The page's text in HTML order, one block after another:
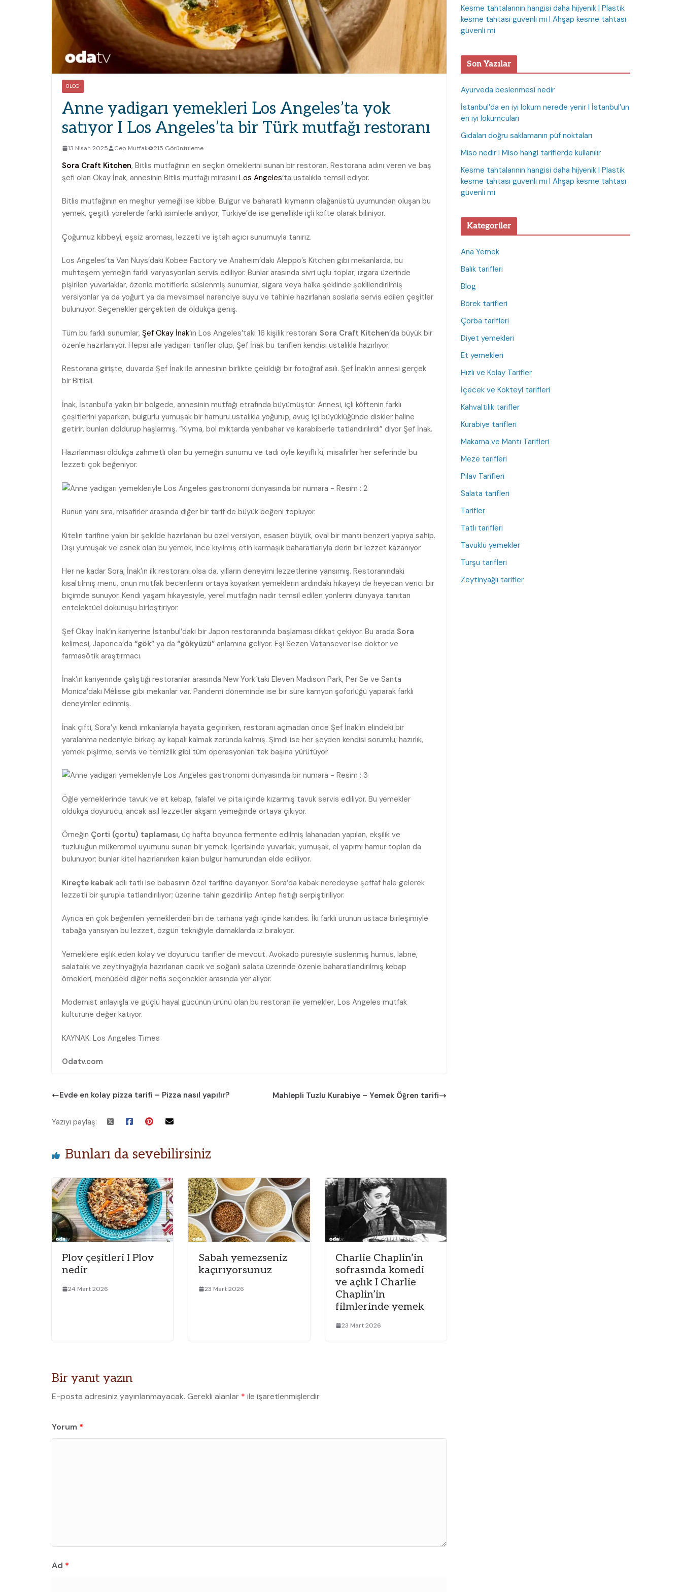
BLOG
Anne yadigarı yemekleri Los Angeles’ta yok
satıyor I Los Angeles’ta bir Türk mutfağı restoranı
13 Nisan 2025 Cep Mutfak 215 Görüntüleme
Sora Craft Kitchen, Bitlis mutfağının en seçkin örneklerini sunan bir restoran. Restorana adını veren ve baş
şefi olan Okay İnak, annesinin Bitlis mutfağı mirasını Los Angeles‘ta ustalıkla temsil ediyor.
Bitlis mutfağının en meşhur yemeği ise kibbe. Bulgur ve baharatlı kıymanın olağanüstü uyumundan oluşan bu
yemek, çeşitli yörelerde farklı isimlerle anılıyor; Türkiye’de ise genellikle içli köfte olarak biliniyor.
Çoğumuz kibbeyi, eşsiz aroması, lezzeti ve iştah açıcı sunumuyla tanırız.
Los Angeles’ta Van Nuys’daki Kobee Factory ve Anaheim’daki Aleppo’s Kitchen gibi mekanlarda, bu
muhteşem yemeğin farklı varyasyonları servis ediliyor. Bunlar arasında sivri uçlu toplar, ızgara üzerinde
pişirilen yuvarlaklar, özenle motiflerle süslenmiş sunumlar, sigara veya halka şeklinde şekillendirilmiş
versiyonlar ya da yoğurt ya da mevsimsel narenciye suyu ve tahinle hazırlanan soslarla servis edilen çeşitler
bulunuyor. Seçenekler gerçekten de oldukça geniş.
Tüm bu farklı sunumlar, Şef Okay İnak‘ın Los Angeles’taki 16 kişilik restoranı Sora Craft Kitchen‘da büyük bir
özenle hazırlanıyor. Hepsi aile yadigarı tarifler olup, Şef İnak bu tarifleri kendisi ustalıkla hazırlıyor.
Restorana girişte, duvarda Şef İnak ile annesinin birlikte çekildiği bir fotoğraf asılı. Şef İnak’ın annesi gerçek
bir Bitlisli.
İnak, İstanbul’a yakın bir bölgede, annesinin mutfağı etrafında büyümüştür. Annesi, içli köftenin farklı
çeşitlerini yaparken, bulgurlu yumuşak bir hamuru ustalıkla yoğurup, avuç içi büyüklüğünde diskler haline
getirir, bunları doldurup haşlarmış. “Kıyma, bol miktarda yenibahar ve karabiberle tatlandırılırdı” diyor Şef İnak.
Hazırlanması oldukça zahmetli olan bu yemeğin sunumu ve tadı öyle keyifli ki, misafirler her seferinde bu
lezzeti çok beğeniyor.
Bunun yanı sıra, misafirler arasında diğer bir tarif de büyük beğeni topluyor.
Kitelin tarifine yakın bir şekilde hazırlanan bu özel versiyon, esasen büyük, oval bir mantı benzeri yapıya sahip.
Dışı yumuşak ve esnek olan bu yemek, ince kıyılmış etin karmaşık baharatlarıyla derin bir lezzet kazanıyor.
Her ne kadar Sora, İnak’ın ilk restoranı olsa da, yılların deneyimi lezzetlerine yansımış. Restoranındaki
kısaltılmış menü, onun mutfak becerilerini ortaya koyarken yemeklerin ardındaki hikayeyi de heyecan verici bir
biçimde sunuyor. Kendi yaşam hikayesiyle, yerel mutfağın nadir temsil edilen yönlerini dünyaya tanıtan
entelektüel dokunuşu birleştiriyor.
Şef Okay İnak’ın kariyerine İstanbul’daki bir Japon restoranında başlaması dikkat çekiyor. Bu arada Sora
kelimesi, Japonca’da “gök” ya da “gökyüzü” anlamına geliyor. Eşi Sezen Vatansever ise doktor ve
farmasötik araştırmacı.
İnak’ın kariyerinde çalıştığı restoranlar arasında New York’taki Eleven Madison Park, Per Se ve Santa
Monica’daki Mélisse gibi mekanlar var. Pandemi döneminde ise bir süre kamyon şoförlüğü yaparak farklı
deneyimler edinmiş.
İnak çifti, Sora’yı kendi imkanlarıyla hayata geçirirken, restoranı açmadan önce Şef İnak’ın elindeki bir
yaralanma nedeniyle birkaç ay kapalı kalmak zorunda kalmış. Şimdi ise her şeyden kendisi sorumlu; hazırlık,
yemek pişirme, servis ve temizlik gibi tüm operasyonları tek başına yürütüyor.
Öğle yemeklerinde tavuk ve et kebap, falafel ve pita içinde kızarmış tavuk servis ediliyor. Bu yemekler
oldukça doyurucu; ancak asıl lezzetler akşam yemeğinde ortaya çıkıyor.
Örneğin Çorti (çortu) taplaması, üç hafta boyunca fermente edilmiş lahanadan yapılan, ekşilik ve
tuzluluğun mükemmel uyumunu sunan bir yemek. İçerisinde yuvarlak, yumuşak, el yapımı hamur topları da
bulunuyor; bunlar kitel hazırlanırken kalan bulgur hamurundan elde ediliyor.
Kireçte kabak adlı tatlı ise babasının özel tarifine dayanıyor. Sora’da kabak neredeyse şeffaf hale gelerek
lezzetli bir şurupla tatlandırılıyor; üzerine tahin gezdirilip Antep fıstığı serpiştiriliyor.
Ayrıca en çok beğenilen yemeklerden biri de tarhana yağı içinde karides. İki farklı ürünün ustaca birleşimiyle
tabağa yansıyan bu lezzet, özgün tekniğiyle damaklarda iz bırakıyor.
Yemeklere eşlik eden kolay ve doyurucu tarifler de mevcut. Avokado püresiyle süslenmiş humus, labne,
salatalık ve zeytinyağıyla hazırlanan cacık ve soğanlı salata üzerinde özenle baharatlandırılmış kebap
örnekleri, menüdeki diğer nefis seçenekler arasında yer alıyor.
Modernist anlayışla ve güçlü hayal gücünün ürünü olan bu restoran ile yemekler, Los Angeles mutfak
kültürüne değer katıyor.
KAYNAK: Los Angeles Times
Odatv.com
Evde en kolay pizza tarifi – Pizza nasıl yapılır? Mahlepli Tuzlu Kurabiye – Yemek Öğren tarifi
Yazıyı paylaş:
Bunları da sevebilirsiniz
Plov çeşitleri I Plov
nedir
24 Mart 2026
Sabah yemezseniz
kaçırıyorsunuz
23 Mart 2026
Charlie Chaplin’in
sofrasında komedi
ve açlık I Charlie
Chaplin’in
filmlerinde yemek
23 Mart 2026
Bir yanıt yazın
E-posta adresiniz yayınlanmayacak. Gerekli alanlar * ile işaretlenmişlerdir
Yorum *
Ad *
Kesme tahtalarının hangisi daha hijyenik I Plastik
kesme tahtası güvenli mi I Ahşap kesme tahtası
güvenli mi
Son Yazılar
Ayurveda beslenmesi nedir
İstanbul’da en iyi lokum nerede yenir I İstanbul’un
en iyi lokumcuları
Gıdaları doğru saklamanın püf noktaları
Miso nedir I Miso hangi tariflerde kullanılır
Kesme tahtalarının hangisi daha hijyenik I Plastik
kesme tahtası güvenli mi I Ahşap kesme tahtası
güvenli mi
Kategoriler
Ana Yemek
Balık tarifleri
Blog
Börek tarifleri
Çorba tarifleri
Diyet yemekleri
Et yemekleri
Hızlı ve Kolay Tarifler
İçecek ve Kokteyl tarifleri
Kahvaltılık tarifler
Kurabiye tarifleri
Makarna ve Mantı Tarifleri
Meze tarifleri
Pilav Tarifleri
Salata tarifleri
Tarifler
Tatlı tarifleri
Tavuklu yemekler
Turşu tarifleri
Zeytinyağlı tarifler